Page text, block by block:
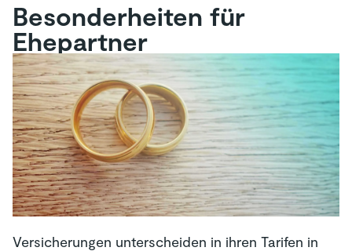
Besonderheiten für
Ehepartner
Versicherungen unterscheiden in ihren Tarifen in